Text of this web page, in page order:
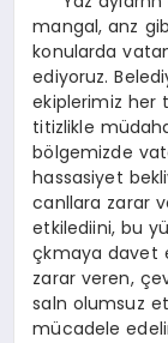
mangal, anz
konularda
ediyoruz.
ekiplerimiz her
titizlikle
bölgemizde
hassasiyet
canllara zarar
etkilediini, bu
çkmaya davet
zarar veren,
saln olumsuz
mücadele